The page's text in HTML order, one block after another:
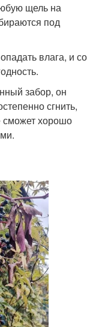
щель на
под
влага, и со
забор, он
сгнить,
сможет хорошо